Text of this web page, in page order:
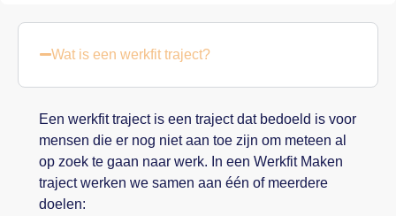
Wat is een werkfit traject?
Een werkfit traject is een traject dat bedoeld is voor
mensen die er nog niet aan toe zijn om meteen al
op zoek te gaan naar werk. In een Werkfit Maken
traject werken we samen aan één of meerdere
doelen: